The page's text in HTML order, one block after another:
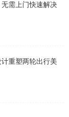
需上门快速解决
重塑两轮出行美